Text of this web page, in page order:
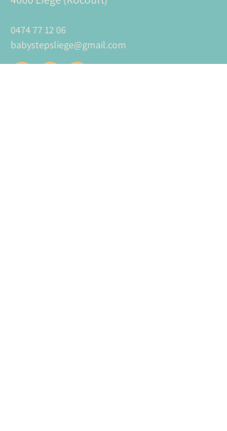
0474 77 12 06
babystepsliege@gmail.com